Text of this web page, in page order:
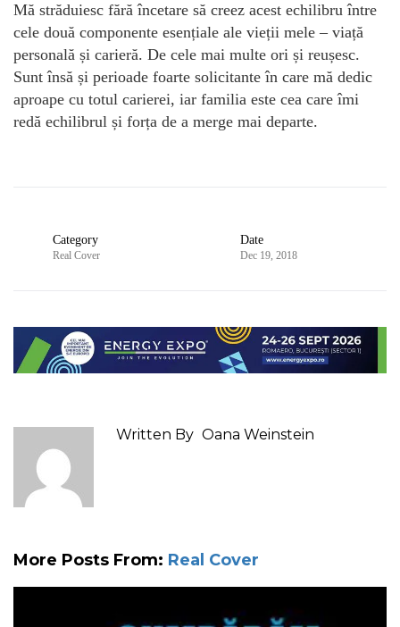
Mă străduiesc fără încetare să creez acest echilibru între
cele două componente esențiale ale vieții mele – viață
personală și carieră. De cele mai multe ori și reușesc.
Sunt însă și perioade foarte solicitante în care mă dedic
aproape cu totul carierei, iar familia este cea care îmi
redă echilibrul și forța de a merge mai departe.
Category
Real Cover
Date
Dec 19, 2018
Written By Oana Weinstein
More Posts From: Real Cover